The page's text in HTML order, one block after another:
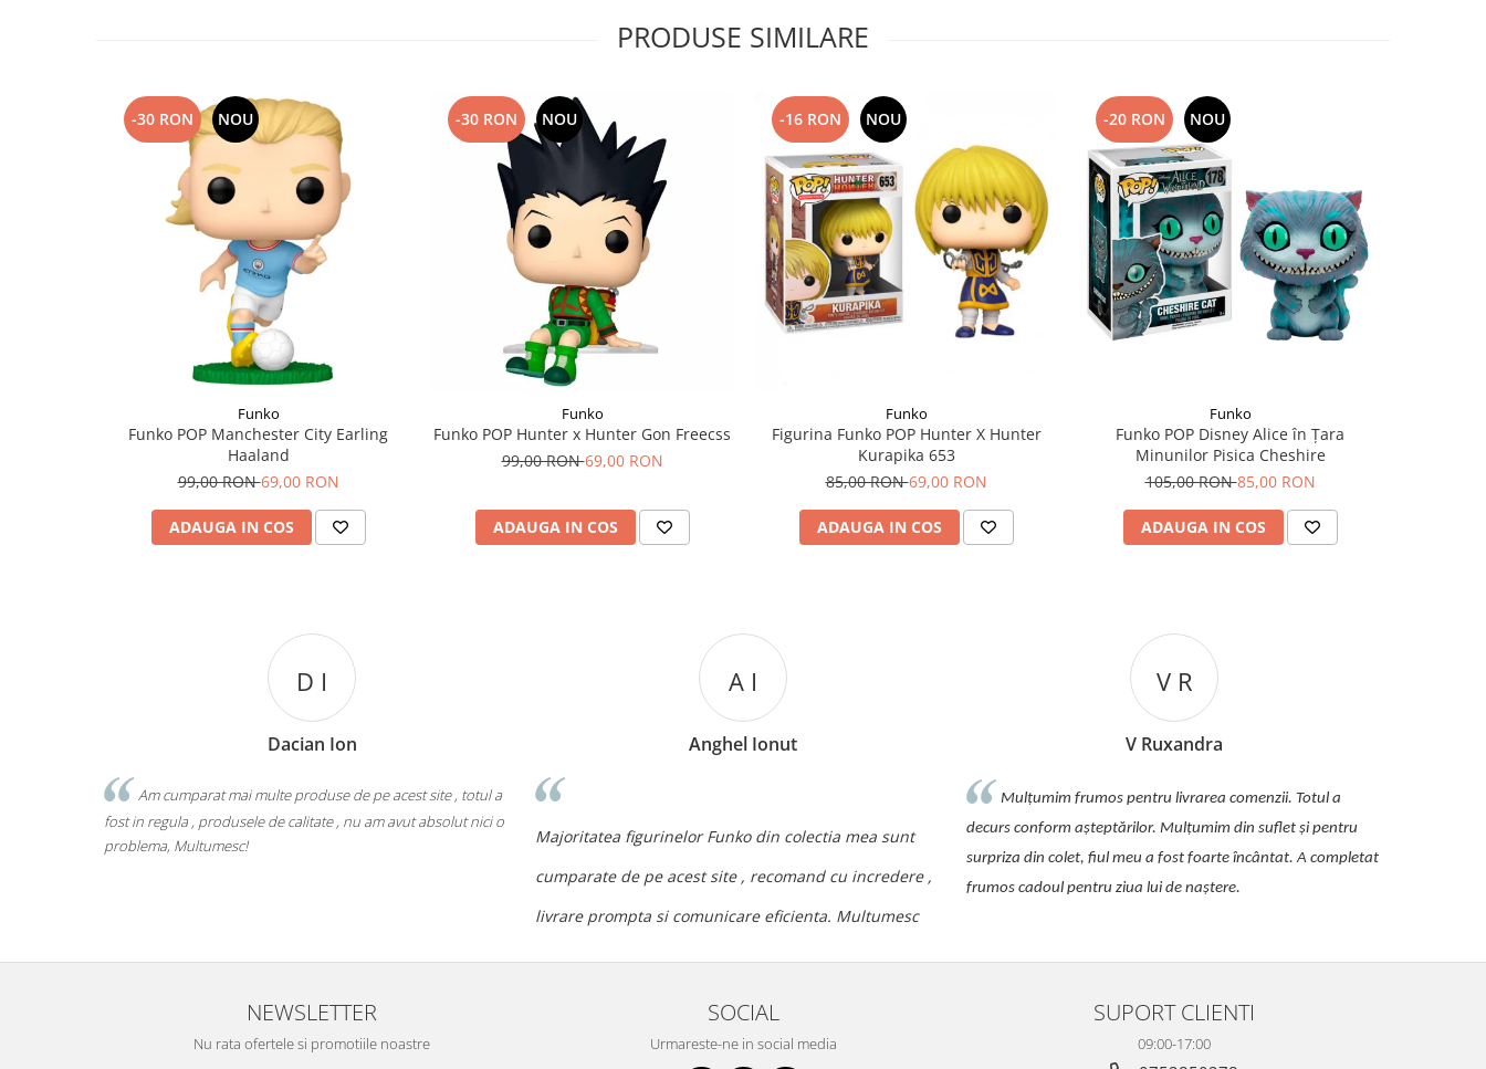
PRODUSE SIMILARE
-30 RON NOU
Funko
Funko POP Manchester City Earling
Haaland
99,00 RON69,00 RON
ADAUGA IN COS
-30 RON NOU
Funko
Funko POP Hunter x Hunter Gon Freecss
99,00 RON69,00 RON
ADAUGA IN COS
-16 RON NOU
Funko
Figurina Funko POP Hunter X Hunter
Kurapika 653
85,00 RON69,00 RON
ADAUGA IN COS
-20 RON NOU
Funko
Funko POP Disney Alice în Țara
Minunilor Pisica Cheshire
105,00 RON85,00 RON
ADAUGA IN COS
D I
Dacian Ion
Am cumparat mai multe produse de pe acest site , totul a
fost in regula , produsele de calitate , nu am avut absolut nici o
problema, Multumesc!
A I
Anghel Ionut
Majoritatea figurinelor Funko din colectia mea sunt
cumparate de pe acest site , recomand cu incredere ,
livrare prompta si comunicare eficienta. Multumesc
V R
V Ruxandra
Mulțumim frumos pentru livrarea comenzii. Totul a
decurs conform așteptărilor. Mulțumim din suflet și pentru
surpriza din colet, fiul meu a fost foarte încântat. A completat
frumos cadoul pentru ziua lui de naștere.
NEWSLETTER
Nu rata ofertele si promotiile noastre
SOCIAL
Urmareste-ne in social media
SUPORT CLIENTI
09:00-17:00